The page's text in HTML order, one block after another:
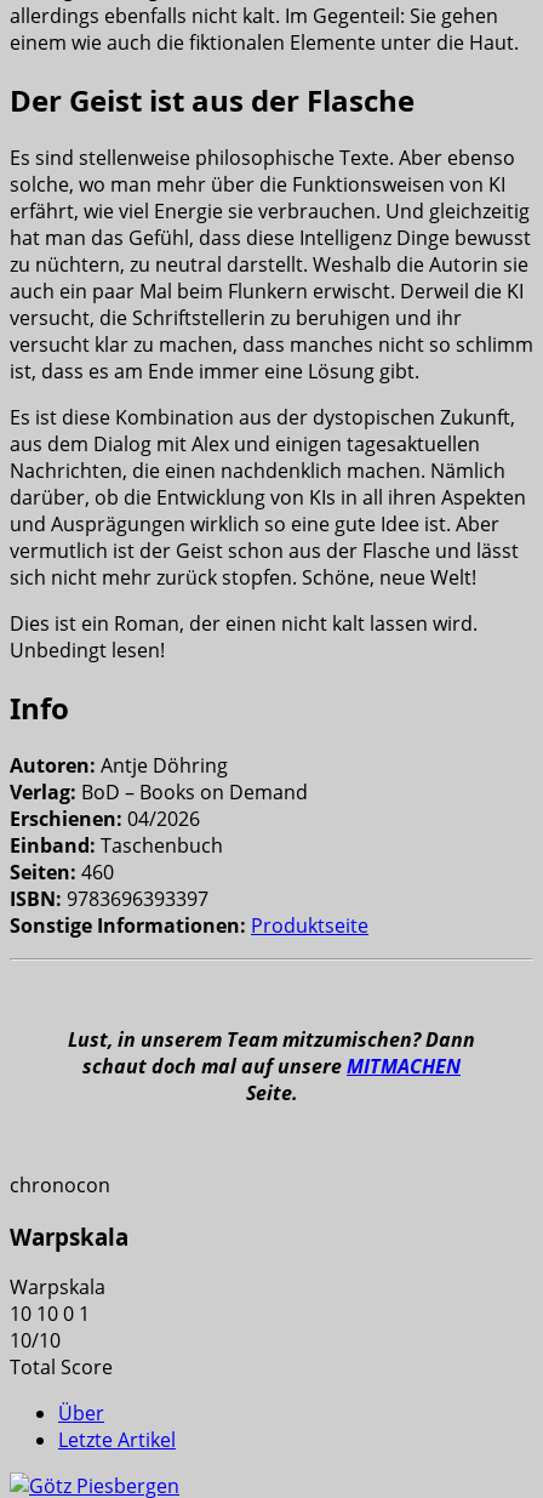
allerdings ebenfalls nicht kalt. Im Gegenteil: Sie gehen
einem wie auch die fiktionalen Elemente unter die Haut.
Der Geist ist aus der Flasche
Es sind stellenweise philosophische Texte. Aber ebenso
solche, wo man mehr über die Funktionsweisen von KI
erfährt, wie viel Energie sie verbrauchen. Und gleichzeitig
hat man das Gefühl, dass diese Intelligenz Dinge bewusst
zu nüchtern, zu neutral darstellt. Weshalb die Autorin sie
auch ein paar Mal beim Flunkern erwischt. Derweil die KI
versucht, die Schriftstellerin zu beruhigen und ihr
versucht klar zu machen, dass manches nicht so schlimm
ist, dass es am Ende immer eine Lösung gibt.
Es ist diese Kombination aus der dystopischen Zukunft,
aus dem Dialog mit Alex und einigen tagesaktuellen
Nachrichten, die einen nachdenklich machen. Nämlich
darüber, ob die Entwicklung von KIs in all ihren Aspekten
und Ausprägungen wirklich so eine gute Idee ist. Aber
vermutlich ist der Geist schon aus der Flasche und lässt
sich nicht mehr zurück stopfen. Schöne, neue Welt!
Dies ist ein Roman, der einen nicht kalt lassen wird.
Unbedingt lesen!
Info
Autoren: Antje Döhring
Verlag: BoD – Books on Demand
Erschienen: 04/2026
Einband: Taschenbuch
Seiten: 460
ISBN: 9783696393397
Sonstige Informationen: Produktseite
Lust, in unserem Team mitzumischen? Dann
schaut doch mal auf unsereMITMACHEN
Seite.
chronocon
Warpskala
Warpskala
10 100 1
10/10
Total Score
Über
Letzte Artikel